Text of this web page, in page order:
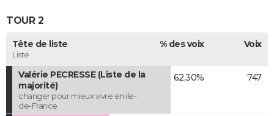
TOUR 2
Tête de liste
Liste
% des voix Voix
Valérie PECRESSE (Liste de la
majorité)
changer pour mieux vivre en ile-
de-France
62,30% 747